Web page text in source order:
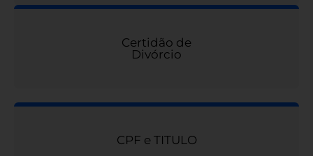
Certidão de
Divórcio
CPF e TITULO